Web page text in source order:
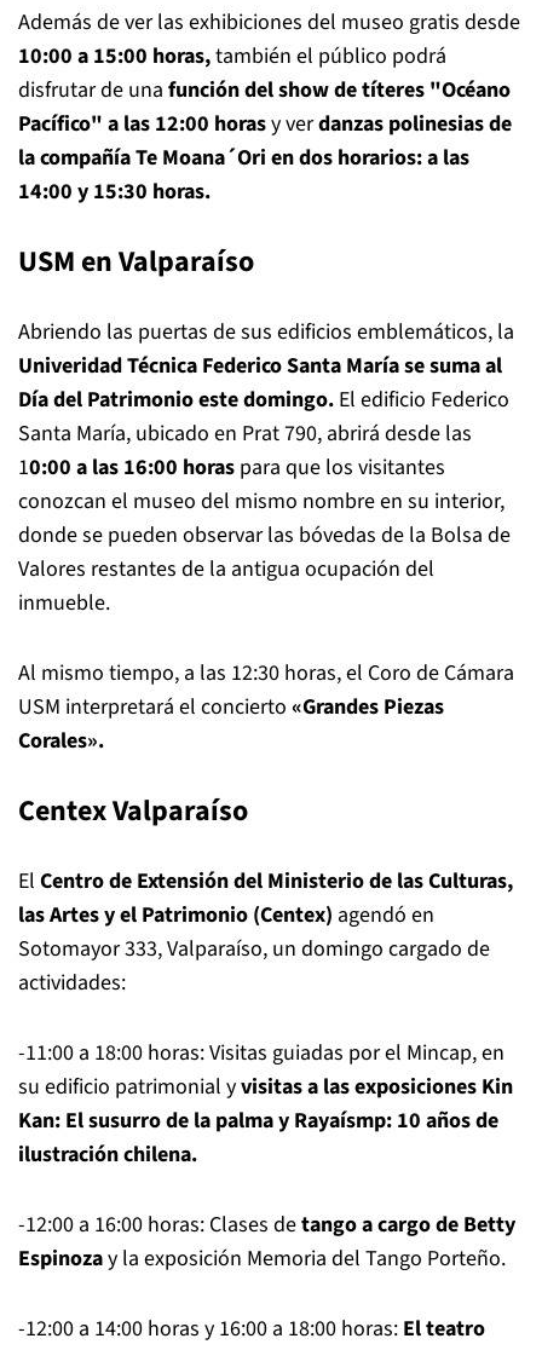
Además de ver las exhibiciones del museo gratis desde
10:00 a 15:00 horas,también el público podrá
disfrutar de una función del show de títeres "Océano
Pacífico" a las 12:00 horasy verdanzas polinesias de
la compañía Te Moana´Ori en dos horarios: a las
14:00 y 15:30 horas.
USM en Valparaíso
Abriendo las puertas de sus edificios emblemáticos, la
Univeridad Técnica Federico Santa María se suma al
Día del Patrimonio este domingo. El edificio Federico
Santa María, ubicado en Prat 790, abrirá desde las
10:00 a las 16:00 horas para que los visitantes
conozcan el museo del mismo nombre en su interior,
donde se pueden observar las bóvedas de la Bolsa de
Valores restantes de la antigua ocupación del
inmueble.
Al mismo tiempo, a las 12:30 horas, el Coro de Cámara
USM interpretará el concierto «Grandes Piezas
Corales».
Centex Valparaíso
El Centro de Extensión del Ministerio de las Culturas,
las Artes y el Patrimonio (Centex) agendó en
Sotomayor 333, Valparaíso, un domingo cargado de
actividades:
-11:00 a 18:00 horas: Visitas guiadas por el Mincap, en
su edificio patrimonial yvisitas a las exposiciones Kin
Kan: El susurro de la palma y Rayaísmp: 10 años de
ilustración chilena.
-12:00 a 16:00 horas: Clases detango a cargo de Betty
Espinozay la exposición Memoria del Tango Porteño.
-12:00 a 14:00 horas y 16:00 a 18:00 horas: El teatro